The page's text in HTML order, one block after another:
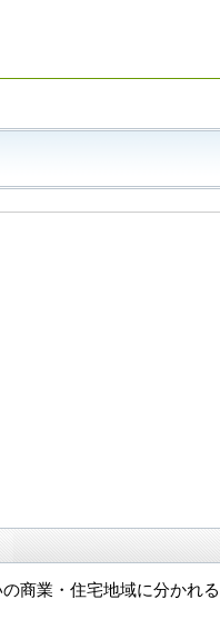
商業・住宅地域に分かれ